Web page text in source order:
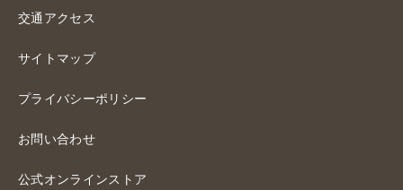
交通アクセス
サイトマップ
プライバシーポリシー
お問い合わせ
公式オンラインストア